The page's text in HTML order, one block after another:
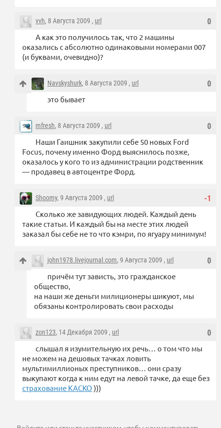
0
vvh, 8 Августа 2009 , url
А как это получилось так, что 2 машины
оказались с абсолютно одинаковыми номерами 007
(и буквами, очевидно)?
0
Navskyshurk, 8 Августа 2009 , url
это бывает
0
mfresh, 8 Августа 2009 , url
Наши Гаишник закупили себе 50 новых Ford
Focus, почему именно Форд выяснилось позже,
оказалось у кого то из администрации родственник
— продавец в автоцентре Форд.
-1
Shoomy, 9 Августа 2009 , url
Сколько же завидующих людей. Каждый день
такие статьи. И каждый бы на месте этих людей
заказал бы себе не то что кэмри, по ягуару минимум!
0
john1978.livejournal.com, 9 Августа 2009 , url
причём тут зависть, это гражданское
общество,
на наши же деньги милиционеры шикуют, мы
обязаны контролировать свои расходы
0
zon123, 14 Декабря 2009 , url
слышал я изумительную их речь… о том что мы
не можем на дешовых тачках ловить
мультимиллионых преступников… они сразу
выкупают когда к ним едут на левой тачке, да еще без
страхование КАСКО )))